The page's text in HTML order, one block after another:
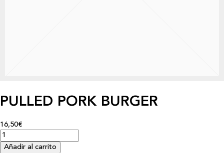
PULLED PORK BURGER
16,50€
Añadir al carrito